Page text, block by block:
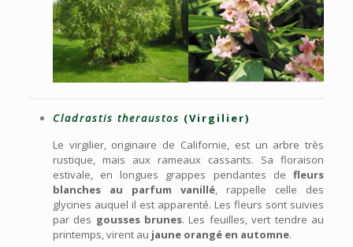
Cladrastis theraustos (Virgilier)
Le virgilier, originaire de Californie, est un arbre très
rustique, mais aux rameaux cassants. Sa floraison
estivale, en longues grappes pendantes defleurs
blanches au parfum vanillé, rappelle celle des
glycines auquel il est apparenté. Les fleurs sont suivies
par des gousses brunes. Les feuilles, vert tendre au
printemps, virent au jaune orangé en automne.